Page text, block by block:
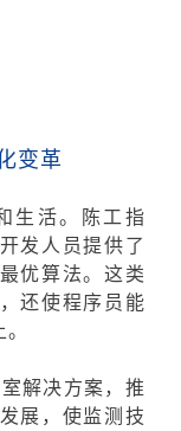
变革
生活。陈工指
发人员提供了
优算法。这类
还使程序员能
解决方案，推
展，使监测技